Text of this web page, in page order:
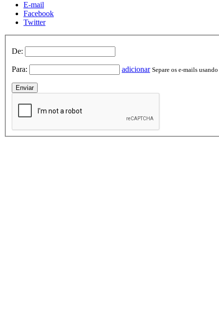
E-mail
Facebook
Twitter
De:
Para: adicionar Separe os e-mails